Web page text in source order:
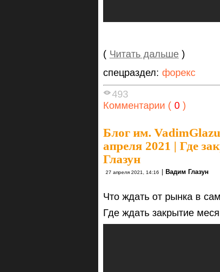
( Читать дальше )
спецраздел: форекс
493
Комментарии ( 0 )
Блог им.
апреля 2021 | Где
Глазун
27 апреля 2021, 14:16 Вадим Глазун
Что ждать от рынка в
Где ждать закрытие